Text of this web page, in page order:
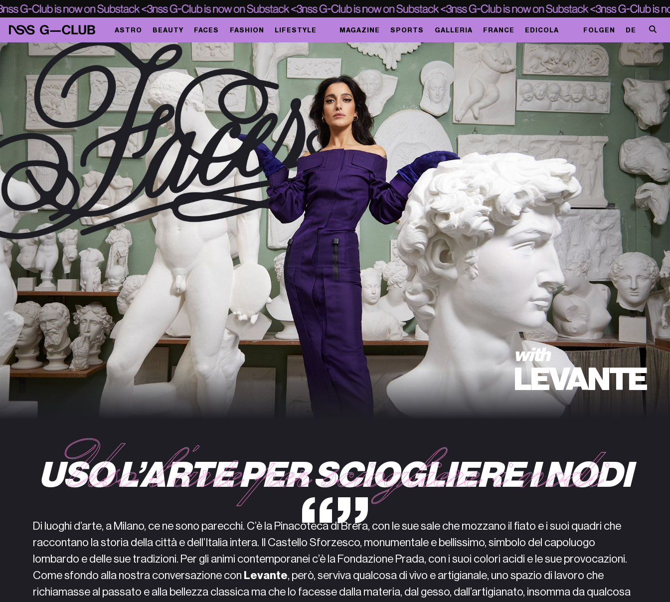
ASTRO BEAUTY FACES FASHION LIFESTYLE MAGAZINE SPORTS GALLERIA FRANCE EDICOLA FOLGEN DE
with
LEVANTE
USO L’ARTE PER SCIOGLIERE I NODI
Di luoghi d’arte, a Milano, ce ne sono parecchi. C’è la Pinacoteca di Brera, con le sue sale che mozzano il fiato e i suoi quadri che
raccontano la storia della città e dell’Italia intera. Il Castello Sforzesco, monumentale e bellissimo, simbolo del capoluogo
lombardo e delle sue tradizioni. Per gli animi contemporanei c’è la Fondazione Prada, con i suoi colori acidi e le sue provocazioni.
Come sfondo alla nostra conversazione con Levante, però, serviva qualcosa di vivo e artigianale, uno spazio di lavoro che
richiamasse al passato e alla bellezza classica ma che lo facesse dalla materia, dal gesso, dall’artigianato, insomma da qualcosa